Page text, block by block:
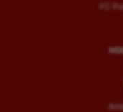
FC